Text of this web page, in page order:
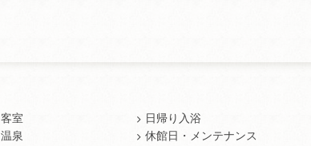
客室
温泉
日帰り入浴
休館日・メンテナンス